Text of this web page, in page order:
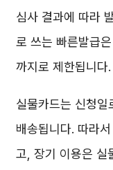
심사 결과에 따라
로 쓰는 빠른발급
까지로 제한됩니다.
실물카드는 신청
배송됩니다. 따라
고, 장기 이용은 실